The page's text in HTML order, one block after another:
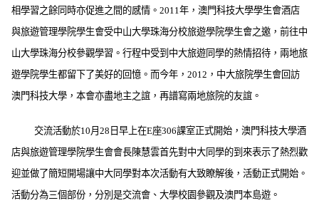
相學習之餘同時亦促進之間的感情。 2011年，澳門科技大學學生會酒店
與旅遊管理學院學生會受中山大學珠海分校旅遊學院學生會之邀，前往中
山大學珠海分校參觀學習。行程中受到中大旅遊同學的熱情招待，兩地旅
遊學院學生都留下了美好的回憶。而今年， 2012 ，中大旅院學生會回訪
澳門科技大學，本會亦盡地主之誼，再譜寫兩地旅院的友誼。
交流活動於10月 28 日早上在E座306課室正式開始，澳門科技大學酒
店與旅遊管理學院學生會會長陳慧雲首先對中大同學的到來表示了熱烈歡
迎並做了簡短開場讓中大同學對本次活動有大致瞭解後，活動正式開始。
活動分為三個部份，分別是交流會、大學校園參觀及澳門本島遊。